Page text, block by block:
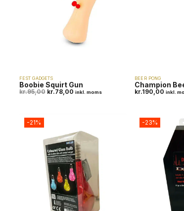
FEST GADGETS
Boobie Squirt Gun
kr.95,00 kr.78,00 inkl. moms
BEER PONG
Champion
kr.190,00 inkl.
-21% -23%